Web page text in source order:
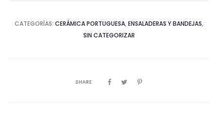
CATEGORÍAS: CERÁMICA PORTUGUESA, ENSALADERAS Y BANDEJAS,
SIN CATEGORIZAR
SHARE